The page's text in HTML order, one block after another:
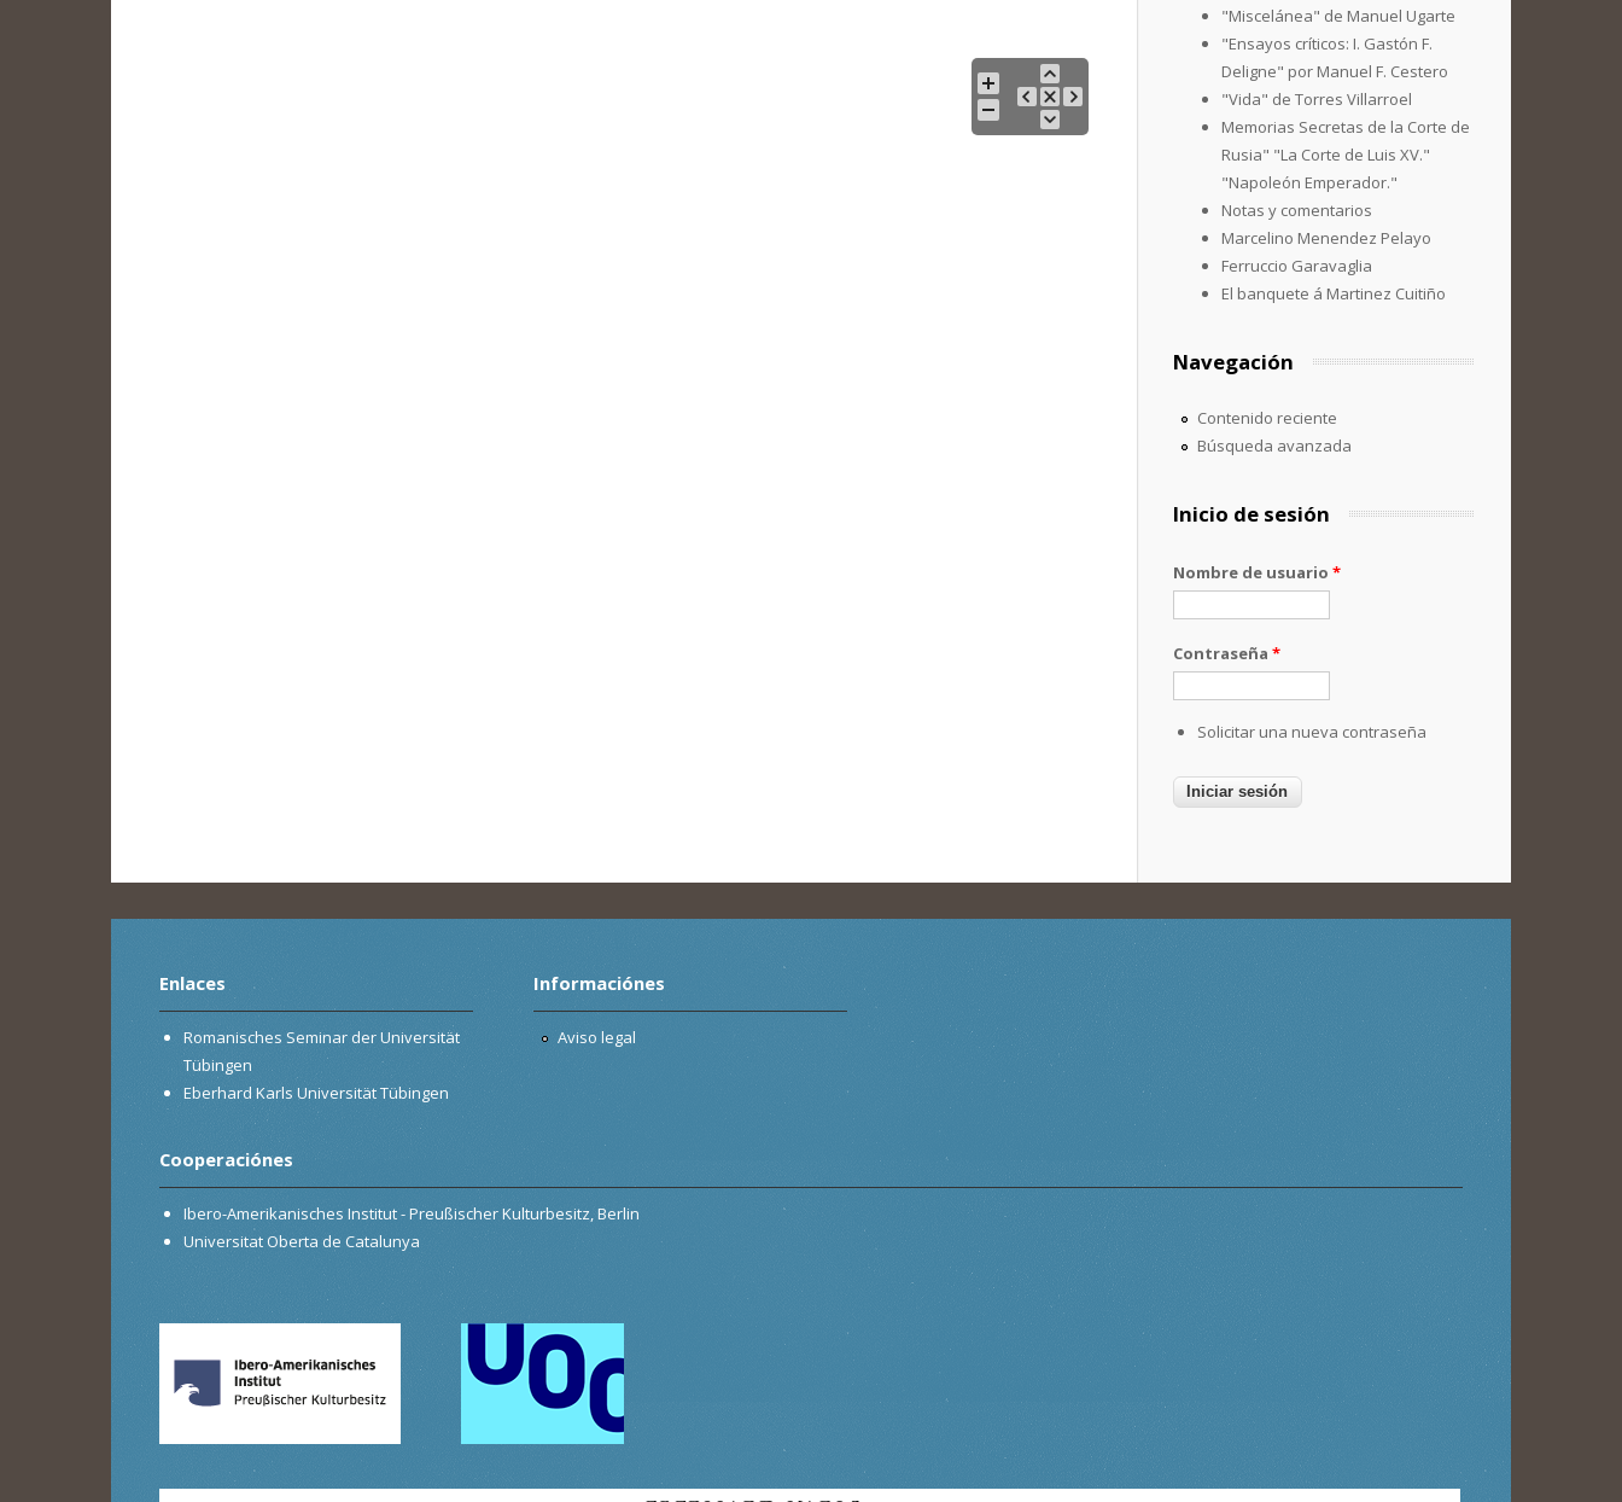
"Miscelánea" de Manuel Ugarte
"Ensayos críticos: I. Gastón F.
Deligne" por Manuel F. Cestero
"Vida" de Torres Villarroel
Memorias Secretas de la Corte de
Rusia" "La Corte de Luis XV."
"Napoleón Emperador."
Notas y comentarios
Marcelino Menendez Pelayo
Ferruccio Garavaglia
El banquete á Martinez Cuitiño
Navegación
Contenido reciente
Búsqueda avanzada
Inicio de sesión
Nombre de usuario *
Contraseña *
Solicitar una nueva contraseña
Enlaces
Romanisches Seminar der Universität
Tübingen
Eberhard Karls Universität Tübingen
Informaciónes
Aviso legal
Cooperaciónes
Ibero-Amerikanisches Institut - Preußischer Kulturbesitz, Berlin
Universitat Oberta de Catalunya